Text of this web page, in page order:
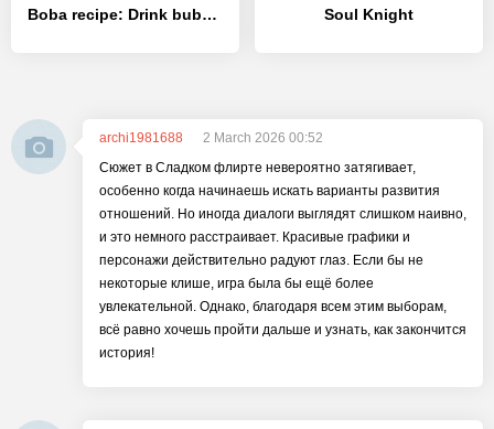
Boba recipe: Drink bubble tea - [MOD Много монет] Soul Knight
archi1981688
2 March 2026 00:52
Сюжет в Сладком флирте невероятно затягивает,
особенно когда начинаешь искать варианты развития
отношений. Но иногда диалоги выглядят слишком наивно,
и это немного расстраивает. Красивые графики и
персонажи действительно радуют глаз. Если бы не
некоторые клише, игра была бы ещё более
увлекательной. Однако, благодаря всем этим выборам,
всё равно хочешь пройти дальше и узнать, как закончится
история!